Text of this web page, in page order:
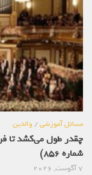
مسائل آموزشی/ والدین
چقدر طول می‌کشد تا
شماره 856)
7 آگوست, 2026